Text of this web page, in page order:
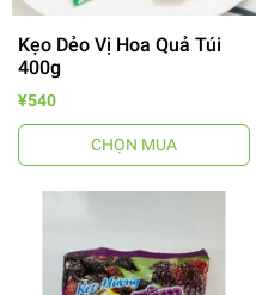
Kẹo Dẻo Vị Hoa Quả Túi
400g
¥540
CHỌN MUA